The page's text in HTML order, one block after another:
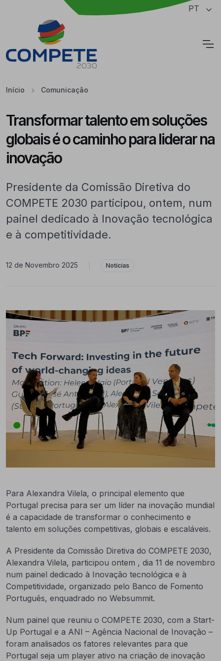
Saltar para o conteúdo principal da página PT
Início Comunicação
Transformar talento em soluções
globais é o caminho para liderar na
inovação
Presidente da Comissão Diretiva do
COMPETE 2030 participou, ontem, num
painel dedicado à Inovação tecnológica
e à competitividade.
12 de Novembro 2025 Notícias
Para Alexandra Vilela, o principal elemento que
Portugal precisa para ser um líder na inovação mundial
é a capacidade de transformar o conhecimento e
talento em soluções competitivas, globais e escaláveis.
A Presidente da Comissão Diretiva do COMPETE 2030,
Alexandra Vilela, participou ontem , dia 11 de novembro
num painel dedicado à Inovação tecnológica e à
Competitividade, organizado pelo Banco de Fomento
Português, enquadrado no Websummit.
Num painel que reuniu o COMPETE 2030, com a Start-
Up Portugal e a ANI – Agência Nacional de Inovação –
foram analisados os fatores relevantes para que
Portugal seja um player ativo na criação de inovação